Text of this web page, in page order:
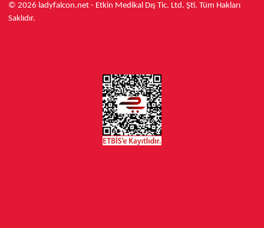
© 2026 ladyfalcon.net - Etkin Medikal Dış Tic. Ltd. Şti. Tüm Hakları
Saklıdır.